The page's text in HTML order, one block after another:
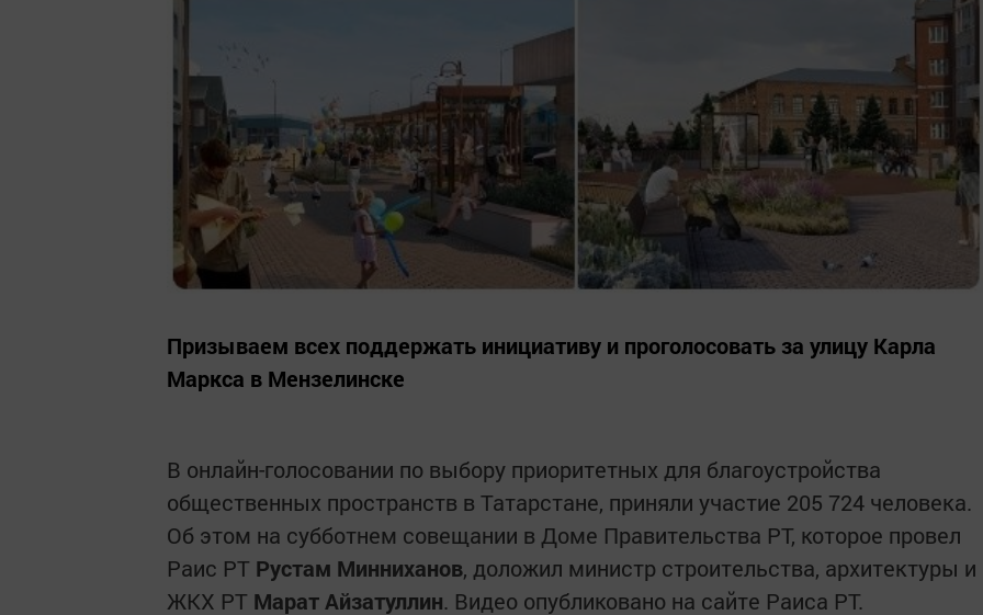
Призываем всех поддержать инициативу и проголосовать за улицу Карла
Маркса в Мензелинске
В онлайн-голосовании по выбору приоритетных для благоустройства
общественных пространств в Татарстане, приняли участие 205 724 человека.
Об этом на субботнем совещании в Доме Правительства РТ, которое провел
Раис РТ Рустам Минниханов, доложил министр строительства, архитектуры и
ЖКХ РТ Марат Айзатуллин. Видео опубликовано на сайте Раиса РТ.